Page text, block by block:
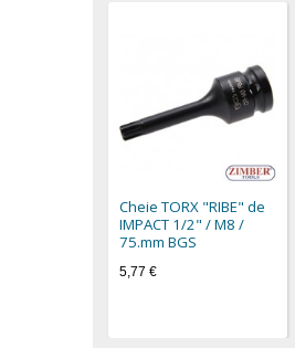
Cheie TORX "RIBE" de
IMPACT 1/2" / M8 /
75.mm BGS
5,77 €